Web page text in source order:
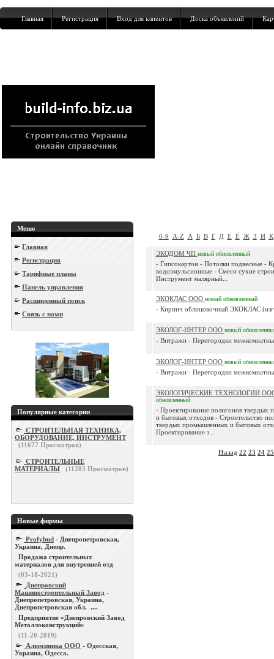
Главная Регистрация Вход для клиентов Доска объявлений
Меню
Главная
Регистрация
Тарифные планы
Панель управления
Расширенный поиск
Связь с нами
Популярные категории
СТРОИТЕЛЬНАЯ ТЕХНИКА,
ОБОРУДОВАНИЕ, ИНСТРУМЕНТ
(11677 Просмотров)
СТРОИТЕЛЬНЫЕ
МАТЕРИАЛЫ
(11283 Просмотров)
Новые фирмы
Profybud - Днепропетровская,
Украина, Днепр.
Продажа строительных
материалов для внутренней отд
(03-18-2021)
Днепровский
Машиностроительный Завод -
Днепропетровская, Украина,
Днепропетровская обл. ....
Предприятие «Днепровский Завод
Металлоконструкций»
(11-20-2019)
Алюминика ООО - Одесская,
Украина, Одесса.
0-9 A-Z А Б В Г Д Е Ё Ж З И К
ЭКОДОМ ЧП новый обновленный
- Гипсокартон - Потолки подвесные -
водоэмульсионные - Смеси сухие
Инструмент малярный...
ЭКОКЛАС ООО новый обновленный
- Кирпич облицовочный ЭКОКЛАС
ЭКОЛОГ-ИНТЕР ООО новый
- Витражи - Перегородки
ЭКОЛОГ-ИНТЕР ООО новый
- Витражи - Перегородки
ЭКОЛОГИЧЕСКИЕ ТЕХНОЛОГИИ
обновленный
- Проектирование полигонов твердых
и бытовых отходов - Строительство
твердых промышленных и бытовых
Проектирование з...
Назад 22 23 24 25